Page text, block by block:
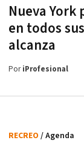
Nueva
en todos
alcanza
PoriProfesional
RECREO / Agenda